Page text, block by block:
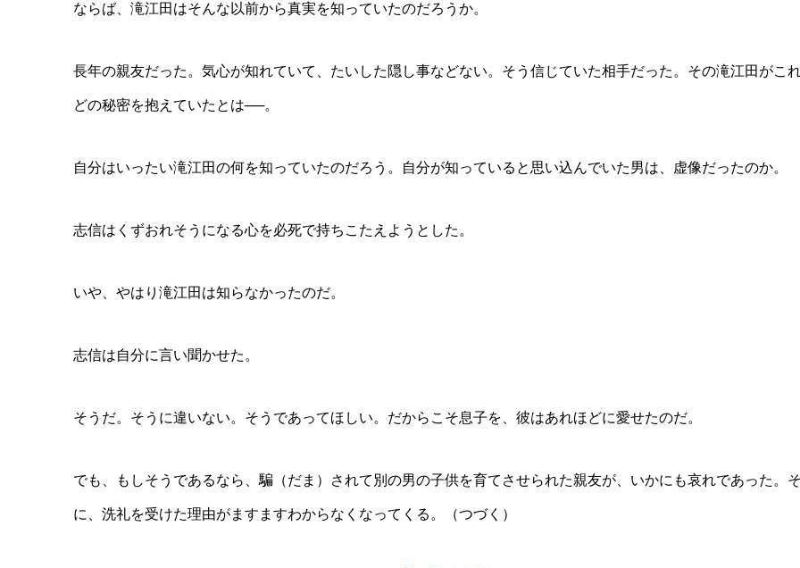
ならば、滝江田はそんな以前から真実を知っていたのだろうか。
長年の親友だった。気心が知れていて、たいした隠し事などない。そう信じていた相手だった。その滝江田がこ
どの秘密を抱えていたとは──。
自分はいったい滝江田の何を知っていたのだろう。自分が知っていると思い込んでいた男は、虚像だったのか。
志信はくずおれそうになる心を必死で持ちこたえようとした。
いや、やはり滝江田は知らなかったのだ。
志信は自分に言い聞かせた。
そうだ。そうに違いない。そうであってほしい。だからこそ息子を、彼はあれほどに愛せたのだ。
でも、もしそうであるなら、騙（だま）されて別の男の子供を育てさせられた親友が、いかにも哀れであった。
に、洗礼を受けた理由がますますわからなくなってくる。（つづく）